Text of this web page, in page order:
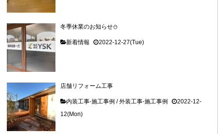
冬季休業のお知らせ⛄
新着情報 2022-12-27(Tue)
店舗リフォーム工事
内装工事-施工事例 /外装工事-施工事例
2022-12-
12(Mon)